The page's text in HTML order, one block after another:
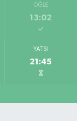
ÖĞLE
13:02
YATSI
21:45